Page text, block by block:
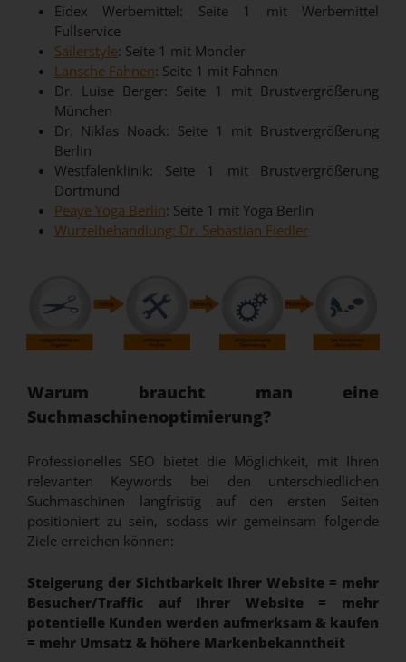
Eidex Werbemittel: Seite 1 mit Werbemittel
Fullservice
Sailerstyle: Seite 1 mit Moncler
Lansche Fahnen: Seite 1 mit Fahnen
Dr. Luise Berger: Seite 1 mit Brustvergrößerung
München
Dr. Niklas Noack: Seite 1 mit Brustvergrößerung
Berlin
Westfalenklinik: Seite 1 mit Brustvergrößerung
Dortmund
Peaye Yoga Berlin: Seite 1 mit Yoga Berlin
Wurzelbehandlung: Dr. Sebastian Fiedler
Warum braucht man eine
Suchmaschinenoptimierung?
Professionelles SEO bietet die Möglichkeit, mit Ihren
relevanten Keywords bei den unterschiedlichen
Suchmaschinen langfristig auf den ersten Seiten
positioniert zu sein, sodass wir gemeinsam folgende
Ziele erreichen können:
Steigerung der Sichtbarkeit Ihrer Website = mehr
Besucher/Traffic auf Ihrer Website = mehr
potentielle Kunden werden aufmerksam & kaufen
= mehr Umsatz & höhere Markenbekanntheit